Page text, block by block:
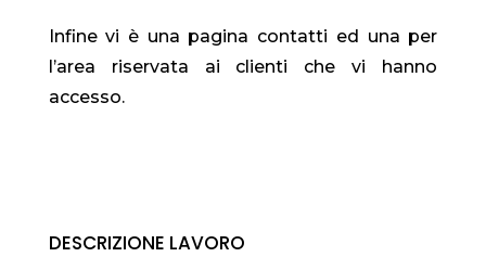
Infine vi è una pagina contatti ed una per
l’area riservata ai clienti che vi hanno
accesso.
DESCRIZIONE LAVORO